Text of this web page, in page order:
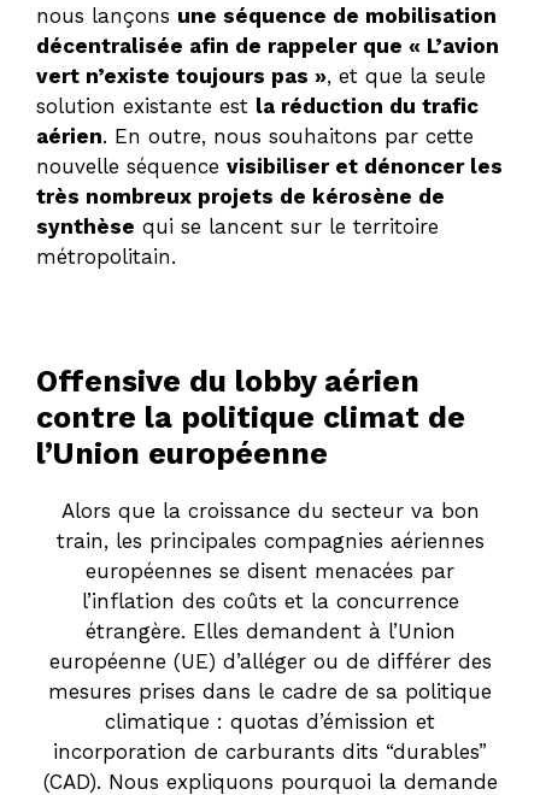
nous lançons une séquence de mobilisation
décentralisée afin de rappeler que « L’avion
vert n’existe toujours pas », et que la seule
solution existante est la réduction du trafic
aérien. En outre, nous souhaitons par cette
nouvelle séquence visibiliser et dénoncer les
très nombreux projets de kérosène de
synthèse qui se lancent sur le territoire
métropolitain.
Offensive du lobby aérien
contre la politique climat de
l’Union européenne
Alors que la croissance du secteur va bon
train, les principales compagnies aériennes
européennes se disent menacées par
l’inflation des coûts et la concurrence
étrangère. Elles demandent à l’Union
européenne (UE) d’alléger ou de différer des
mesures prises dans le cadre de sa politique
climatique : quotas d’émission et
incorporation de carburants dits “durables”
(CAD). Nous expliquons pourquoi la demande